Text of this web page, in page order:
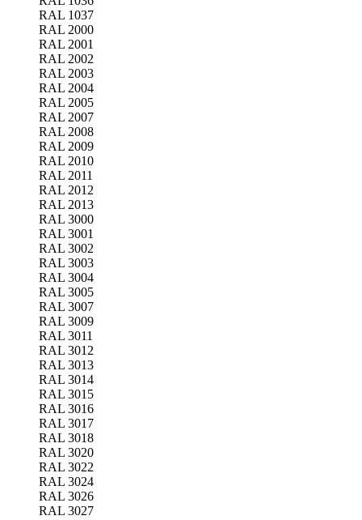
RAL 1037
RAL 2000
RAL 2001
RAL 2002
RAL 2003
RAL 2004
RAL 2005
RAL 2007
RAL 2008
RAL 2009
RAL 2010
RAL 2011
RAL 2012
RAL 2013
RAL 3000
RAL 3001
RAL 3002
RAL 3003
RAL 3004
RAL 3005
RAL 3007
RAL 3009
RAL 3011
RAL 3012
RAL 3013
RAL 3014
RAL 3015
RAL 3016
RAL 3017
RAL 3018
RAL 3020
RAL 3022
RAL 3024
RAL 3026
RAL 3027